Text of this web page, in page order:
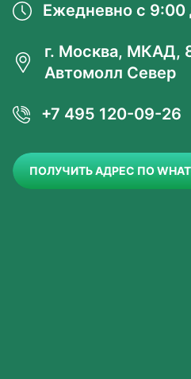
Ежедневно с 9:00
г. Москва, МКАД,
Автомолл Север
+7 495 120-09-26
ПОЛУЧИТЬ АДРЕС ПО